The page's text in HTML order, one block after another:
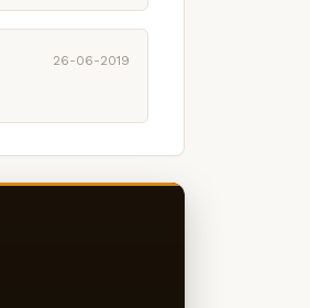
26-06-2019